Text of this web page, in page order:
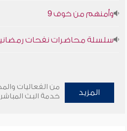
وأمنهم من خوف 9
سلسلة محاضرات نفحات رمضانية
المزيد
من الفعاليات
خدمة البث المباشر